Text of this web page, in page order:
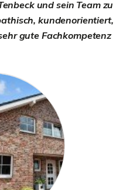
und sein Team zu
kundenorientiert,
gute Fachkompetenz